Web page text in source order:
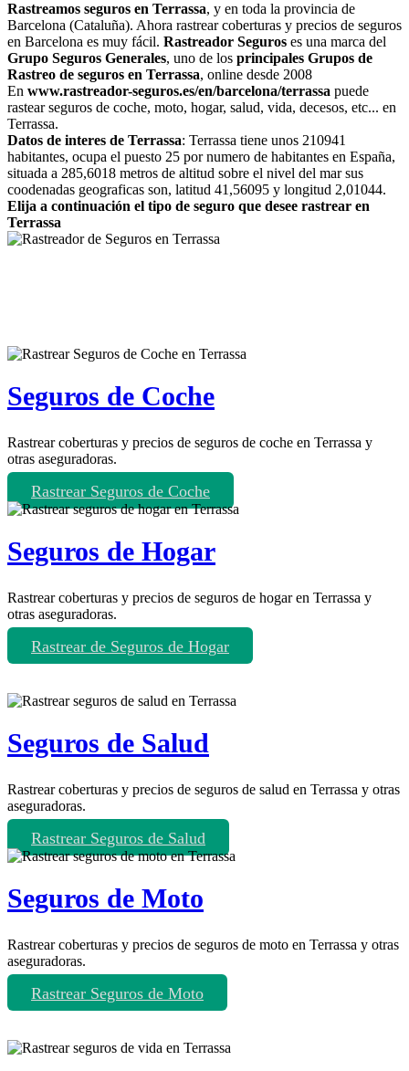
Rastreamos seguros en Terrassa, y en toda la provincia de
Barcelona (Cataluña). Ahora rastrear coberturas y precios de seguros
en Barcelona es muy fácil. Rastreador Seguros es una marca del
Grupo Seguros Generales, uno de los principales Grupos de
Rastreo de seguros en Terrassa, online desde 2008
En www.rastreador-seguros.es/en/barcelona/terrassa puede
rastear seguros de coche, moto, hogar, salud, vida, decesos, etc... en
Terrassa.
Datos de interes de Terrassa: Terrassa tiene unos 210941
habitantes, ocupa el puesto 25 por numero de habitantes en España,
situada a 285,6018 metros de altitud sobre el nivel del mar sus
coodenadas geograficas son, latitud 41,56095 y longitud 2,01044.
Elija a continuación el tipo de seguro que desee rastrear en
Terrassa
Seguros de Coche
Rastrear coberturas y precios de seguros de coche en Terrassa y
otras aseguradoras.
Rastrear Seguros de Coche
Seguros de Hogar
Rastrear coberturas y precios de seguros de hogar en Terrassa y
otras aseguradoras.
Rastrear de Seguros de Hogar
Seguros de Salud
Rastrear coberturas y precios de seguros de salud en Terrassa y otras
aseguradoras.
Rastrear Seguros de Salud
Seguros de Moto
Rastrear coberturas y precios de seguros de moto en Terrassa y otras
aseguradoras.
Rastrear Seguros de Moto